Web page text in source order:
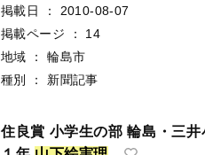
掲載日
：
2010-08-07
掲載ページ
：
14
地域
：
輪島市
種別
： 新聞記事
住良賞 小学生の部 輪島・三